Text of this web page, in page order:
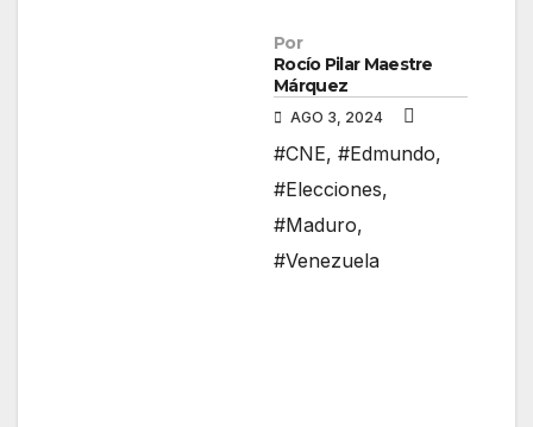
Por
Rocío Pilar Maestre
Márquez
AGO 3, 2024
#CNE, #Edmundo,
#Elecciones,
#Maduro,
#Venezuela